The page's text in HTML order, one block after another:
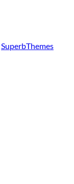
SuperbThemes